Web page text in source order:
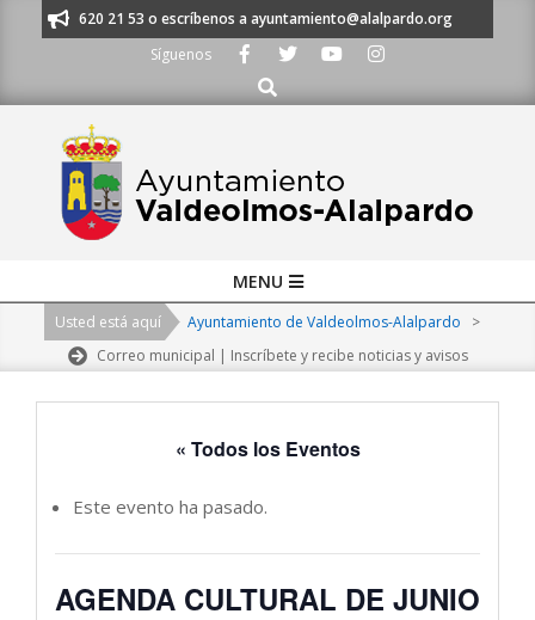
al 91 620 21 53 o escríbenos a ayuntamiento@alalpardo.org
Síguenos
Buscar
Navigation
MENU
Usted está aquí Ayuntamiento de Valdeolmos-Alalpardo
>
Correo municipal | Inscríbete y recibe noticias y avisos
« Todos los Eventos
Este evento ha pasado.
AGENDA CULTURAL DE JUNIO